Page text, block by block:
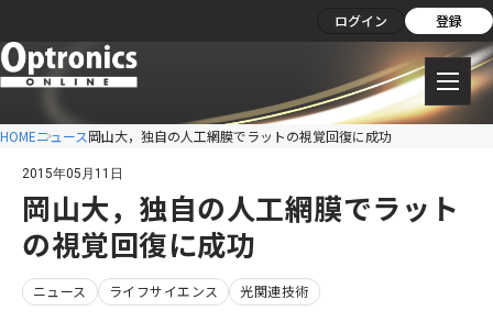
ログイン 登録
HOMEニュース岡山大，独自の人工網膜でラットの視覚回復に成功
2015年05月11日
岡山大，独自の人工網膜でラット
の視覚回復に成功
ニュース ライフサイエンス 光関連技術